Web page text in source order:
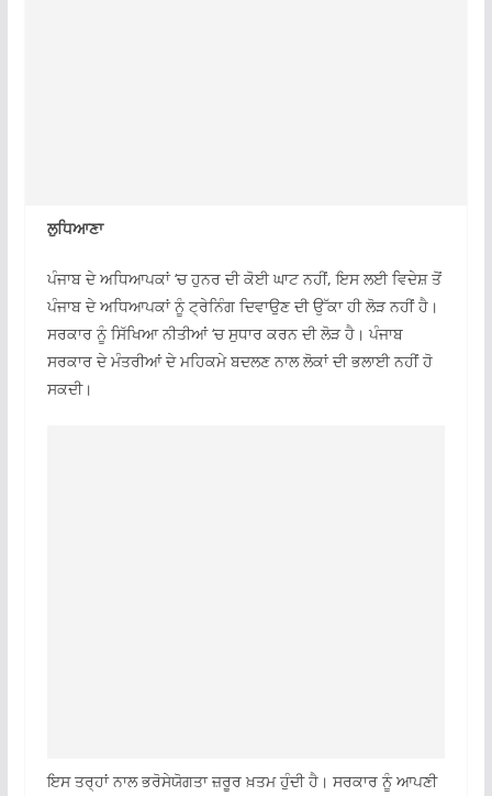
ਲੁਧਿਆਣਾ
ਪੰਜਾਬ ਦੇ ਅਧਿਆਪਕਾਂ ‘ਚ ਹੁਨਰ ਦੀ ਕੋਈ ਘਾਟ ਨਹੀਂ, ਇਸ ਲਈ ਵਿਦੇਸ਼ ਤੋਂ
ਪੰਜਾਬ ਦੇ ਅਧਿਆਪਕਾਂ ਨੂੰ ਟ੍ਰੇਨਿੰਗ ਦਿਵਾਉਣ ਦੀ ਉੱਕਾ ਹੀ ਲੋੜ ਨਹੀਂ ਹੈ।
ਸਰਕਾਰ ਨੂੰ ਸਿੱਖਿਆ ਨੀਤੀਆਂ ‘ਚ ਸੁਧਾਰ ਕਰਨ ਦੀ ਲੋੜ ਹੈ। ਪੰਜਾਬ
ਸਰਕਾਰ ਦੇ ਮੰਤਰੀਆਂ ਦੇ ਮਹਿਕਮੇ ਬਦਲਣ ਨਾਲ ਲੋਕਾਂ ਦੀ ਭਲਾਈ ਨਹੀਂ ਹੋ
ਸਕਦੀ।
ਇਸ ਤਰ੍ਹਾਂ ਨਾਲ ਭਰੋਸੇਯੋਗਤਾ ਜ਼ਰੂਰ ਖ਼ਤਮ ਹੁੰਦੀ ਹੈ। ਸਰਕਾਰ ਨੂੰ ਆਪਣੀ